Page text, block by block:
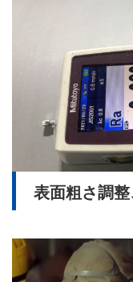
表面粗さ調